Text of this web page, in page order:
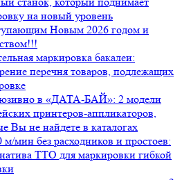
на новый уровень
Новым 2026 годом и
маркировка бакалеи:
перечня товаров, подлежащих
в «ДАТА-БАЙ»: 2 модели
принтеров-аппликаторов,
Вы не найдете в каталогах
м/мин без расходников и простоев:
ТТО для маркировки гибкой